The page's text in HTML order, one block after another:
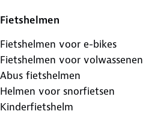
Fietshelmen
Fietshelmen voor e-bikes
Fietshelmen voor volwassenen
Abus fietshelmen
Helmen voor snorfietsen
Kinderfietshelm